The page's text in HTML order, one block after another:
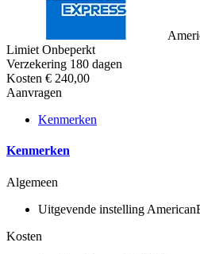
Limiet Onbeperkt
Verzekering 180 dagen
Kosten € 240,00
Aanvragen
Kenmerken
Kenmerken
Algemeen
Uitgevende instelling
Kosten